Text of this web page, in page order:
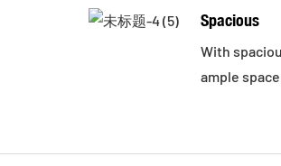
Spacious
With
ample